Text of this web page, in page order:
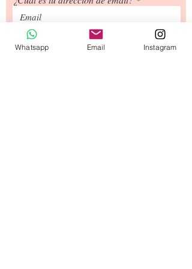
desenroscable.
¿Cuál es tu número de teléfono?
Whatsapp Email Instagram